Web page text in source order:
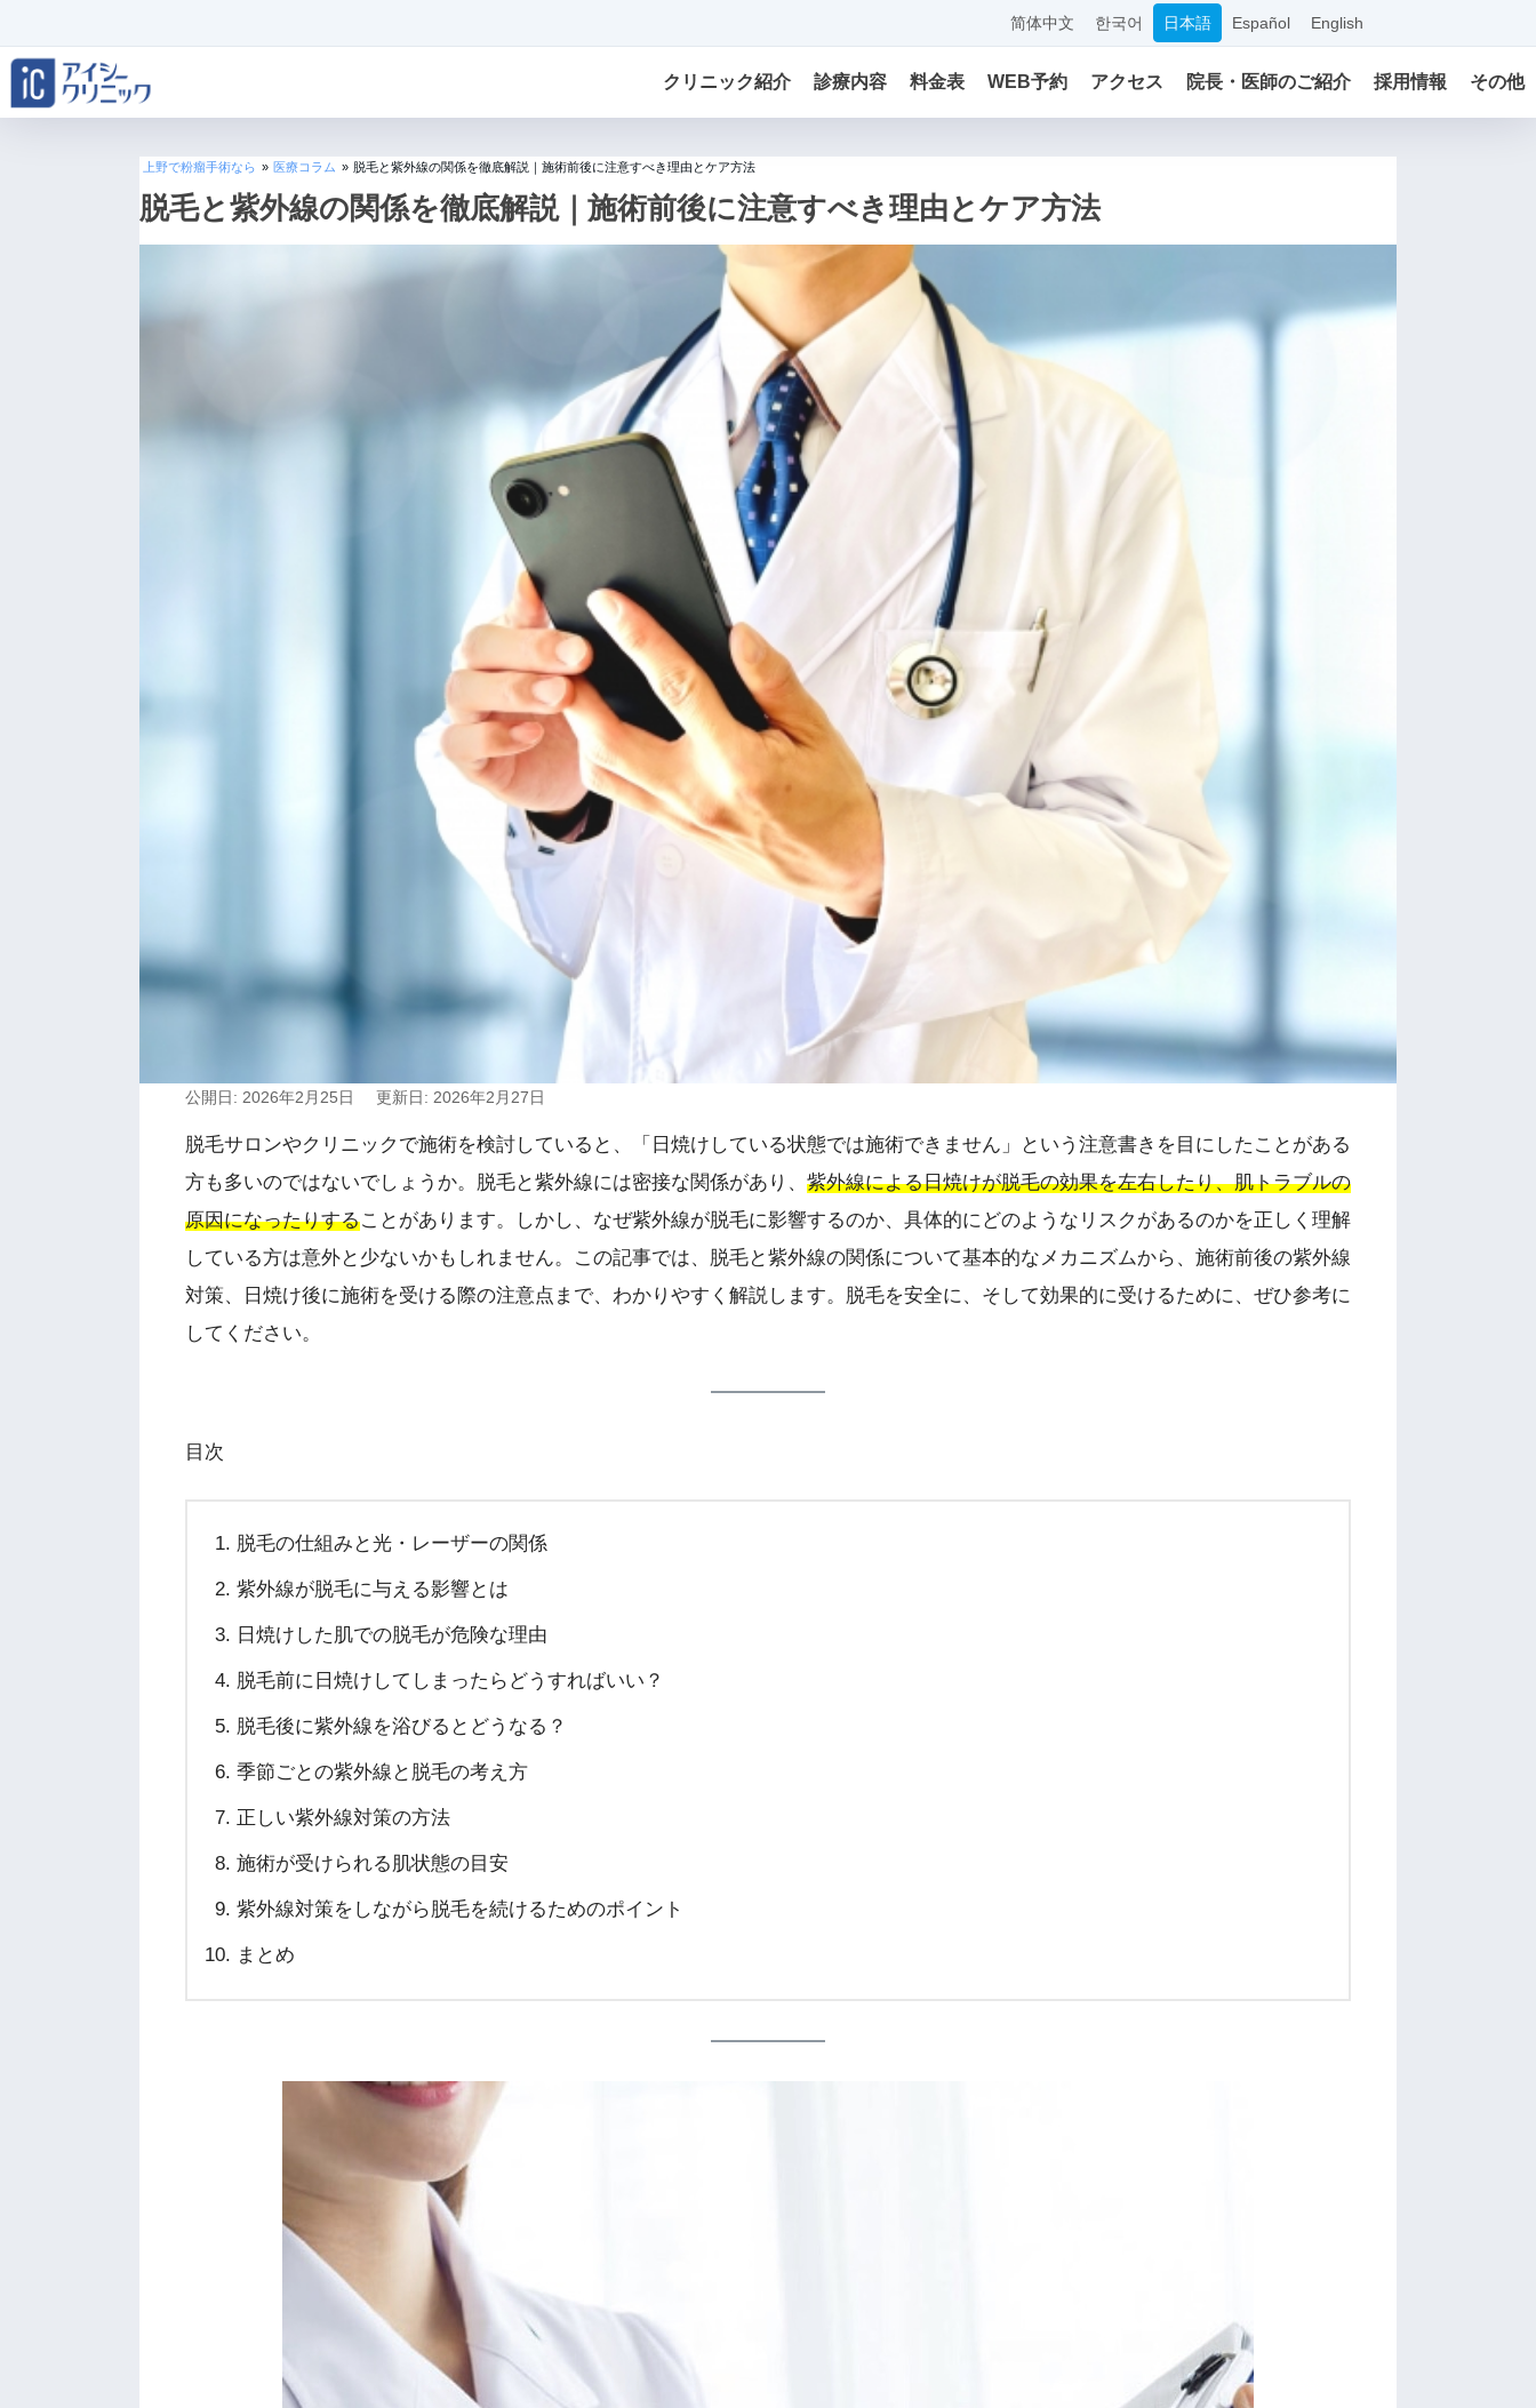
简体中文 한국어 日本語 Español English
クリニック紹介 診療内容 料金表 WEB予約 アクセス 院長・医師のご紹介 採用情報 その他
上野で粉瘤手術なら » 医療コラム » 脱毛と紫外線の関係を徹底解説｜施術前後に注意すべき理由とケア方法
脱毛と紫外線の関係を徹底解説｜施術前後に注意すべき理由とケア方法
公開日: 2026年2月25日 更新日: 2026年2月27日
脱毛サロンやクリニックで施術を検討していると、「日焼けしている状態では施術できません」という注意書きを目にしたことがある
方も多いのではないでしょうか。脱毛と紫外線には密接な関係があり、 紫外線による日焼けが脱毛の効果を左右したり、肌トラブルの
原因になったりすることがあります。しかし、なぜ紫外線が脱毛に影響するのか、具体的にどのようなリスクがあるのかを正しく理解
している方は意外と少ないかもしれません。この記事では、脱毛と紫外線の関係について基本的なメカニズムから、施術前後の紫外線
対策、日焼け後に施術を受ける際の注意点まで、わかりやすく解説します。脱毛を安全に、そして効果的に受けるために、ぜひ参考に
してください。
目次
脱毛の仕組みと光・レーザーの関係
紫外線が脱毛に与える影響とは
日焼けした肌での脱毛が危険な理由
脱毛前に日焼けしてしまったらどうすればいい？
脱毛後に紫外線を浴びるとどうなる？
季節ごとの紫外線と脱毛の考え方
正しい紫外線対策の方法
施術が受けられる肌状態の目安
紫外線対策をしながら脱毛を続けるためのポイント
まとめ